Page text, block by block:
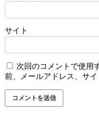
サイト
次回のコメントで使用
前、メールアドレス、サイ